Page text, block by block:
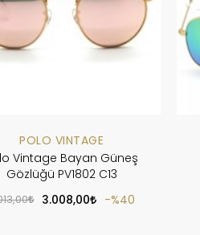
POLO VINTAGE
Vintage Bayan Güneş
Gözlüğü PV1802 C13
3.008,00 %40